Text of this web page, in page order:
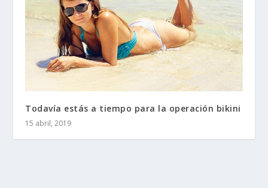
Todavía estás a tiempo para la operación bikini
15 abril, 2019